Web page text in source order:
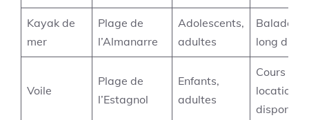
Kayak de
mer
Plage de
l’Almanarre
Adolescents,
adultes
Balades
long du
Voile
Plage de
l’Estagnol
Enfants,
adultes
Cours et
locations